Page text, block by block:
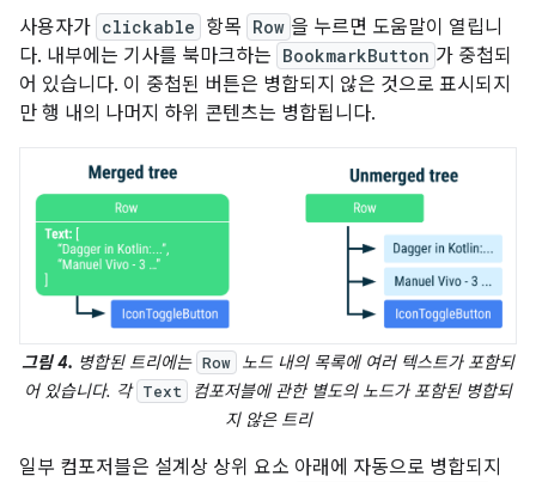
사용자가 clickable 항목 Row 을 누르면 도움말이 열립니
다. 내부에는 기사를 북마크하는 BookmarkButton 가 중첩되
어 있습니다. 이 중첩된 버튼은 병합되지 않은 것으로 표시되지
만 행 내의 나머지 하위 콘텐츠는 병합됩니다.
그림 4. 병합된 트리에는 Row
노드 내의 목록에 여러 텍스트가 포함되
어 있습니다. 각 Text
컴포저블에 관한 별도의 노드가 포함된 병합되
지 않은 트리
일부 컴포저블은 설계상 상위 요소 아래에 자동으로 병합되지